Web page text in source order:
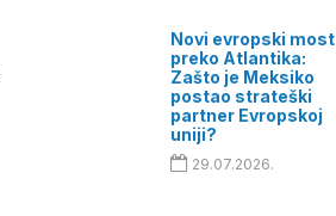
Novi evropski most
preko Atlantika:
Zašto je Meksiko
postao strateški
partner Evropskoj
uniji?
29.07.2026.